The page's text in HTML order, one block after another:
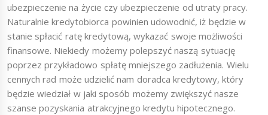
ubezpieczenie na życie czy ubezpieczenie od utraty pracy.
Naturalnie kredytobiorca powinien udowodnić, iż będzie w
stanie spłacić ratę kredytową, wykazać swoje możliwości
finansowe. Niekiedy możemy polepszyć naszą sytuację
poprzez przykładowo spłatę mniejszego zadłużenia. Wielu
cennych rad może udzielić nam doradca kredytowy, który
będzie wiedział w jaki sposób możemy zwiększyć nasze
szanse pozyskania atrakcyjnego kredytu hipotecznego.